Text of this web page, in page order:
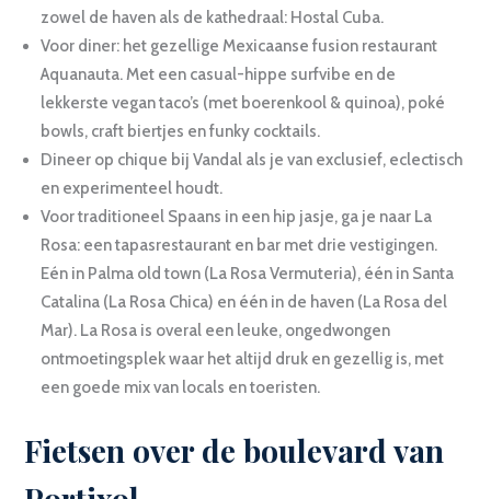
zowel de haven als de kathedraal: Hostal Cuba.
Voor diner: het gezellige Mexicaanse fusion restaurant
Aquanauta. Met een casual-hippe surfvibe en de
lekkerste vegan taco’s (met boerenkool & quinoa), poké
bowls, craft biertjes en funky cocktails.
Dineer op chique bij Vandal als je van exclusief, eclectisch
en experimenteel houdt.
Voor traditioneel Spaans in een hip jasje, ga je naar La
Rosa: een tapasrestaurant en bar met drie vestigingen.
Eén in Palma old town (La Rosa Vermuteria), één in Santa
Catalina (La Rosa Chica) en één in de haven (La Rosa del
Mar). La Rosa is overal een leuke, ongedwongen
ontmoetingsplek waar het altijd druk en gezellig is, met
een goede mix van locals en toeristen.
Fietsen over de boulevard van